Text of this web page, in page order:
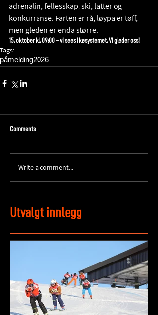
adrenalin, fellesskap, ski, latter og
konkurranse. Farten er rå, løypa er tøff,
men gleden er enda større.
15. oktober kl. 09:00 – vi sees i køsystemet. Vi gleder oss!
Tags:
påmelding2026
Comments
Write a comment...
Utvalgt innlegg